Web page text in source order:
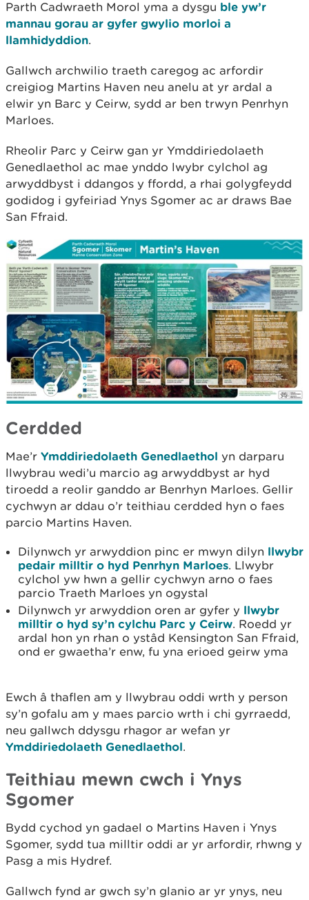
Parth Cadwraeth Morol yma a dysgu ble yw’r
mannau gorau ar gyfer gwylio morloi a
llamhidyddion.
Gallwch archwilio traeth caregog ac arfordir
creigiog Martins Haven neu anelu at yr ardal a
elwir yn Barc y Ceirw, sydd ar ben trwyn Penrhyn
Marloes.
Rheolir Parc y Ceirw gan yr Ymddiriedolaeth
Genedlaethol ac mae ynddo lwybr cylchol ag
arwyddbyst i ddangos y ffordd, a rhai golygfeydd
godidog i gyfeiriad Ynys Sgomer ac ar draws Bae
San Ffraid.
Cerdded
Mae’r Ymddiriedolaeth Genedlaethol yn darparu
llwybrau wedi’u marcio ag arwyddbyst ar hyd
tiroedd a reolir ganddo ar Benrhyn Marloes. Gellir
cychwyn ar ddau o’r teithiau cerdded hyn o faes
parcio Martins Haven.
Dilynwch yr arwyddion pinc er mwyn dilyn llwybr
pedair milltir o hyd Penrhyn Marloes. Llwybr
cylchol yw hwn a gellir cychwyn arno o faes
parcio Traeth Marloes yn ogystal
Dilynwch yr arwyddion oren ar gyfer y llwybr
milltir o hyd sy’n cylchu Parc y Ceirw. Roedd yr
ardal hon yn rhan o ystâd Kensington San Ffraid,
ond er gwaetha’r enw, fu yna erioed geirw yma
Ewch â thaflen am y llwybrau oddi wrth y person
sy’n gofalu am y maes parcio wrth i chi gyrraedd,
neu gallwch ddysgu rhagor ar wefan yr
Ymddiriedolaeth Genedlaethol.
Teithiau mewn cwch i Ynys
Sgomer
Bydd cychod yn gadael o Martins Haven i Ynys
Sgomer, sydd tua milltir oddi ar yr arfordir, rhwng y
Pasg a mis Hydref.
Gallwch fynd ar gwch sy’n glanio ar yr ynys, neu